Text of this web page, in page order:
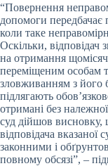
“Повернення
допомоги передбачає
коли таке
Оскільки,
на отримання
переміщеним особам
зловживанням з його
підлягають
отримані без
суд дійшов висновку,
відповідача
законними і
повному обсязі”, –